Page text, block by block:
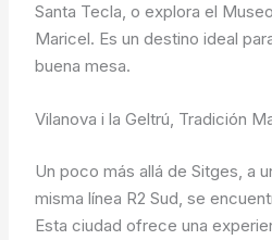
Santa Tecla, o explora el
Maricel. Es un destino ideal
buena mesa.
Vilanova i la Geltrú, Tradición
Un poco más allá de Sitges, a
misma línea R2 Sud, se
Esta ciudad ofrece una